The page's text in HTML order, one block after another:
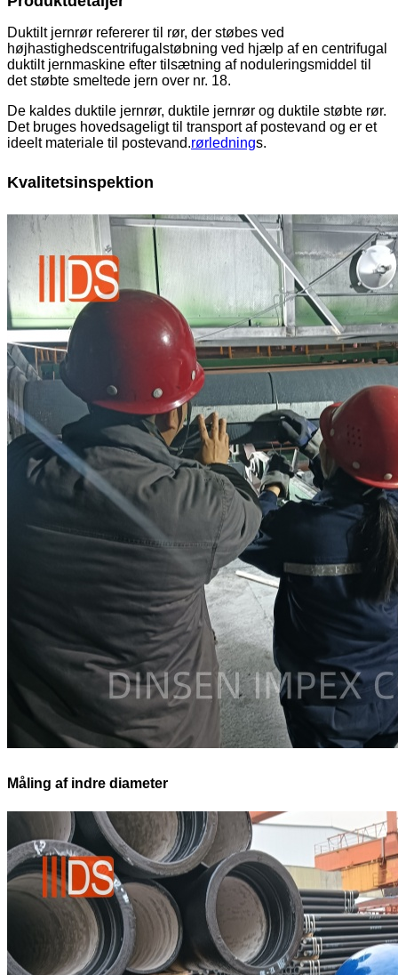
Duktilt jernrør refererer til rør, der støbes ved
højhastighedscentrifugalstøbning ved hjælp af en centrifugal
duktilt jernmaskine efter tilsætning af noduleringsmiddel til
det støbte smeltede jern over nr. 18.
De kaldes duktile jernrør, duktile jernrør og duktile støbte rør.
Det bruges hovedsageligt til transport af postevand og er et
ideelt materiale til postevand.rørlednings.
Kvalitetsinspektion
Måling af indre diameter